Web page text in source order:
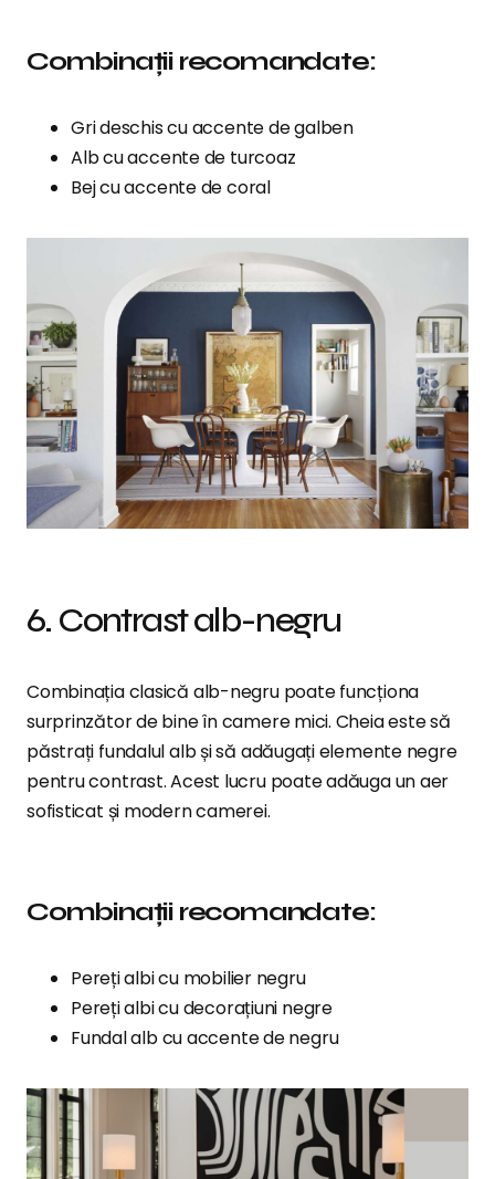
Combinații recomandate:
Gri deschis cu accente de galben
Alb cu accente de turcoaz
Bej cu accente de coral
6. Contrast alb-negru
Combinația clasică alb-negru poate funcționa
surprinzător de bine în camere mici. Cheia este să
păstrați fundalul alb și să adăugați elemente negre
pentru contrast. Acest lucru poate adăuga un aer
sofisticat și modern camerei.
Combinații recomandate:
Pereți albi cu mobilier negru
Pereți albi cu decorațiuni negre
Fundal alb cu accente de negru